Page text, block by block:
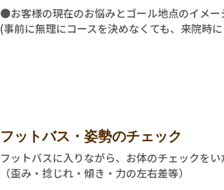
●お客様の現在のお悩みとゴール地点のイメー
(事前に無理にコースを決めなくても、来院時
フットバス・姿勢のチェック​
フットバスに入りながら、お体のチェックをい
（歪み・捻じれ・傾き・力の左右差等）